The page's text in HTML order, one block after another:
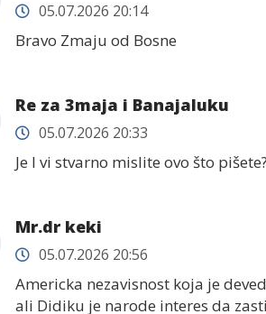
05.07.2026 20:14
Bravo Zmaju od Bosne
Re za 3maja i Banajaluku
05.07.2026 20:33
Je l vi stvarno mislite ovo što
Mr.dr keki
05.07.2026 20:56
Americka nezavisnost koja je
ali Didiku je narode interes da